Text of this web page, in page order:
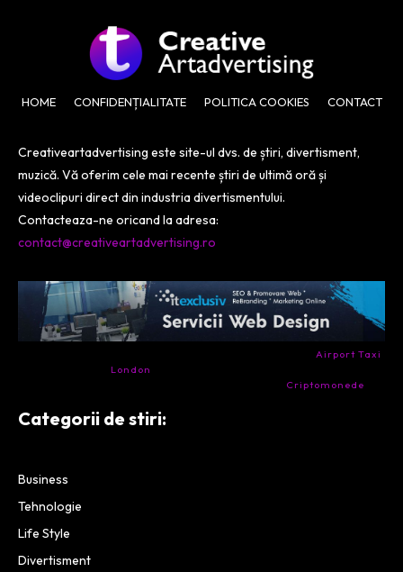
HOME CONFIDENȚIALITATE POLITICA COOKIES CONTACT
Creativeartadvertising este site-ul dvs. de știri, divertisment,
muzică. Vă oferim cele mai recente știri de ultimă oră și
videoclipuri direct din industria divertismentului.
Contacteaza-ne oricand la adresa:
contact@creativeartadvertising.ro
Airport Taxi
London
Criptomonede
Categorii de stiri:
Business
Tehnologie
Life Style
Divertisment